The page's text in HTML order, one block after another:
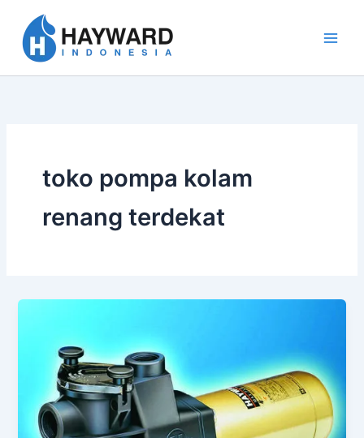
konten
toko pompa kolam
renang terdekat